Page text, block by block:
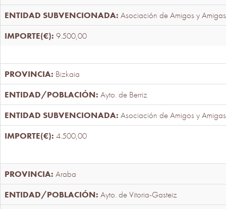
Asociación de Amigos y
9.500,00
Bizkaia
Ayto. de Berriz
Asociación de Amigos y
4.500,00
Araba
Ayto. de Vitoria-Gasteiz